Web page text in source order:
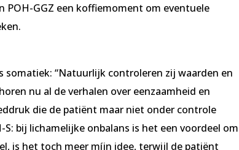
POH-GGZ een koffiemoment om eventuele
somatiek: “Natuurlijk controleren zij waarden en
nu al de verhalen over eenzaamheid en
die de patiënt maar niet onder controle
bij lichamelijke onbalans is het een voordeel om
is het toch meer míjn idee, terwijl de patiënt